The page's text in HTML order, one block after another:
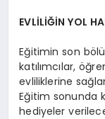
EVLİLİĞİN YOL
Eğitimin son
katılımcılar,
evliliklerine
Eğitim sonunda
hediyeler